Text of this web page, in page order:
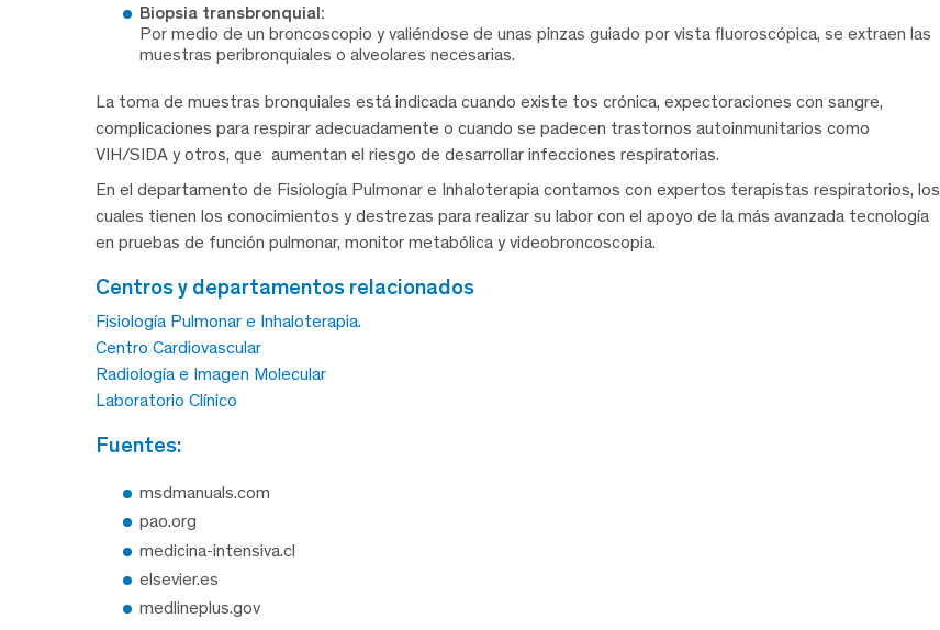
Biopsia transbronquial:
Por medio de un broncoscopio y valiéndose de unas pinzas guiado por vista fluoroscópica, se extraen las
muestras peribronquiales o alveolares necesarias.
La toma de muestras bronquiales está indicada cuando existe tos crónica, expectoraciones con sangre,
complicaciones para respirar adecuadamente o cuando se padecen trastornos autoinmunitarios como
VIH/SIDA y otros, que aumentan el riesgo de desarrollar infecciones respiratorias.
En el departamento de Fisiología Pulmonar e Inhaloterapia contamos con expertos terapistas respiratorios, los
cuales tienen los conocimientos y destrezas para realizar su labor con el apoyo de la más avanzada tecnología
en pruebas de función pulmonar, monitor metabólica y videobroncoscopia.
centros y departamentos relacionados
Fisiología Pulmonar e Inhaloterapia.
Centro Cardiovascular
Radiología e Imagen Molecular
Laboratorio Clínico
fuentes:
msdmanuals.com
pao.org
medicina-intensiva.cl
elsevier.es
medlineplus.gov